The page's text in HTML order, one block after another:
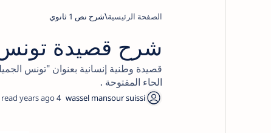
الصفحة الرئيسية شرح نص 1 ثانوي
شرح قصيدة تونس
قصيدة وطنية إنسانية بعنوان "تونس
الحاء المفتوحة .
4 years ago